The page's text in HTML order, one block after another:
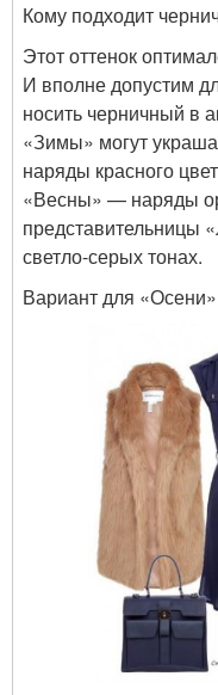
Кому подходит
Этот оттенок
И вполне допустим
носить черничный в
«Зимы» могут
наряды красного
«Весны» — наряды
представительницы
светло-серых тонах.
Вариант для «Осени»